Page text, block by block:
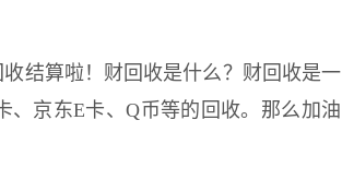
结算啦！财回收是什么？财回收是一
、京东E卡、Q币等的回收。那么加油